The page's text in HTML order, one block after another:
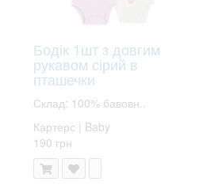
Бодік 1шт з довгим
рукавом сірий в
пташечки
Склад: 100% бавовн..
Картерс | Baby
190 грн